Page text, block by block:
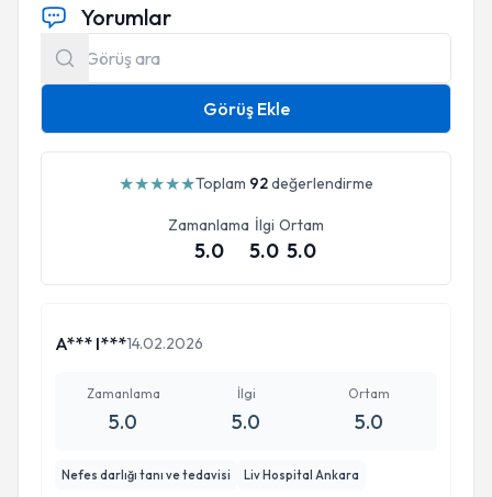
Yorumlar
Görüş Ekle
★★★★★Toplam 92değerlendirme
Zamanlama
5.0
İlgi
5.0
Ortam
5.0
A*** I***14.02.2026
Zamanlama
5.0
İlgi
5.0
Ortam
5.0
Nefes darlığı tanı ve tedavisi Liv Hospital Ankara